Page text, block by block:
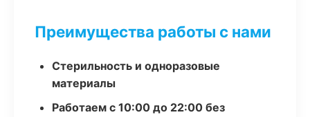
Преимущества работы с нами
Стерильность и одноразовые
материалы
Работаем с 10:00 до 22:00 без